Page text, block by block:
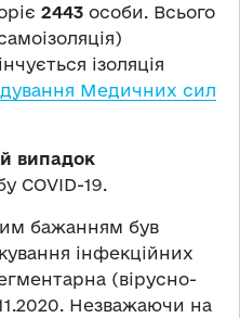
2443 особи. Всього
ізоляція
Медичних сил
випадок
COVID-19.
бажанням був
інфекційних
(вірусно-
Незважаючи на